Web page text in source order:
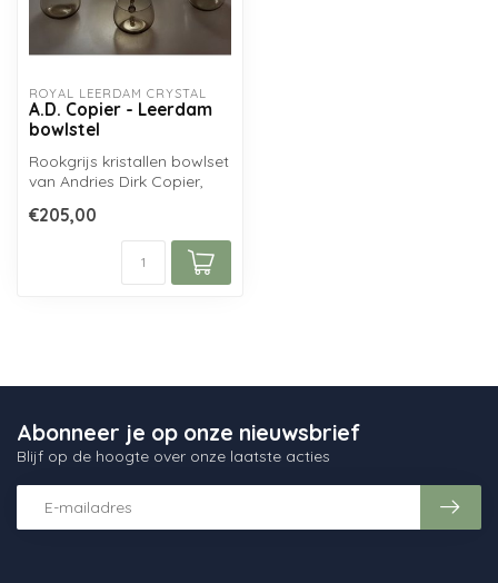
ROYAL LEERDAM CRYSTAL
A.D. Copier - Leerdam
bowlstel
Rookgrijs kristallen bowlset
van Andries Dirk Copier,
Le...
€205,00
Abonneer je op onze nieuwsbrief
Blijf op de hoogte over onze laatste acties